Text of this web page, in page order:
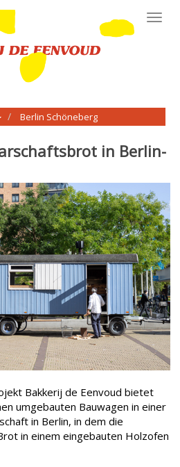
Berlin Schöneberg
in Berlin-
Bakkerij de Eenvoud bietet
umgebauten Bauwagen in einer
in Berlin, in dem die
in einem eingebauten Holzofen